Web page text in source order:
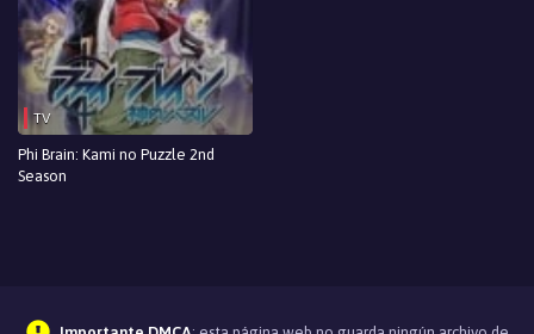
TV
Phi Brain: Kami no Puzzle 2nd
Season